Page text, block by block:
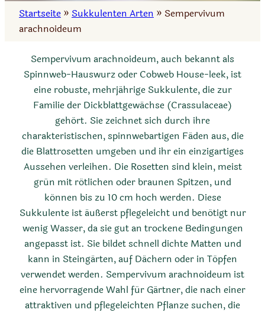
Startseite » Sukkulenten Arten » Sempervivum
arachnoideum
Sempervivum arachnoideum, auch bekannt als
Spinnweb-Hauswurz oder Cobweb House-leek, ist
eine robuste, mehrjährige Sukkulente, die zur
Familie der Dickblattgewächse (Crassulaceae)
gehört. Sie zeichnet sich durch ihre
charakteristischen, spinnwebartigen Fäden aus, die
die Blattrosetten umgeben und ihr ein einzigartiges
Aussehen verleihen. Die Rosetten sind klein, meist
grün mit rötlichen oder braunen Spitzen, und
können bis zu 10 cm hoch werden. Diese
Sukkulente ist äußerst pflegeleicht und benötigt nur
wenig Wasser, da sie gut an trockene Bedingungen
angepasst ist. Sie bildet schnell dichte Matten und
kann in Steingärten, auf Dächern oder in Töpfen
verwendet werden. Sempervivum arachnoideum ist
eine hervorragende Wahl für Gärtner, die nach einer
attraktiven und pflegeleichten Pflanze suchen, die